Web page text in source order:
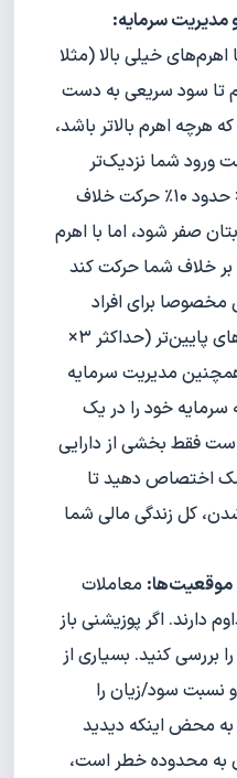
مدیریت سرمایه:
خیلی بالا (مثلا
کنیم تا سود سریعی به دست
هرچه اهرم بالاتر باشد،
ورود شما نزدیک‌تر
می‌شود. مثلا با اهرم ۱۰× حدود ۱۰٪ حرکت خلاف
صفر شود، اما با اهرم
۵۰٪ قیمت بر خلاف شما حرکت کند
مخصوصا برای افراد
تازه‌کار، استفاده از اهرم‌های پایین‌تر (حداکثر ۳×
مدیریت سرمایه
سرمایه خود را در یک
است فقط بخشی از دارایی
اختصاص دهید تا
کل زندگی مالی شما
موقعیت‌ها: معاملات
دارند. اگر پوزیشنی باز
بررسی کنید. بسیاری از
نسبت سود/زیان را
محض اینکه دیدید
به محدوده خطر است،